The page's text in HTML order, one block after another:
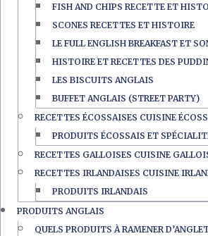
FISH AND CHIPS RECETTE ET
SCONES RECETTES ET HISTOIRE
LE FULL ENGLISH BREAKFAST ET
HISTOIRE ET RECETTES DES
LES BISCUITS ANGLAIS
BUFFET ANGLAIS (STREET PARTY)
RECETTES ÉCOSSAISES CUISINE
PRODUITS ÉCOSSAIS ET
RECETTES GALLOISES CUISINE
RECETTES IRLANDAISES CUISINE
PRODUITS IRLANDAIS
PRODUITS ANGLAIS
QUELS PRODUITS À RAMENER